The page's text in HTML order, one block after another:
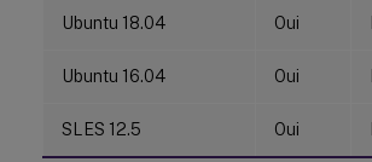
Ubuntu 18.04 Oui
Ubuntu 16.04 Oui
SLES 12.5 Oui